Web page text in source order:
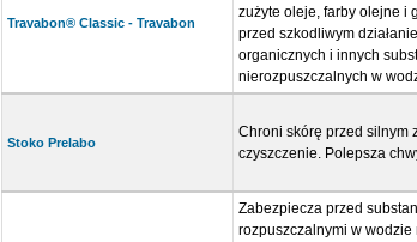
Travabon® Classic - Travabon
zużyte oleje, farby olejne i
przed szkodliwym
organicznych i innych
nierozpuszczalnych w
Stoko Prelabo
Chroni skórę przed silnym
czyszczenie. Polepsza
Zabezpiecza przed
rozpuszczalnymi w wodzie